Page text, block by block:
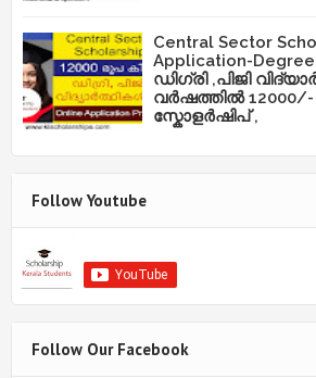
Central Sector
Application-Degree
ഡിഗ്രി ,പിജി
വർഷത്തിൽ
സ്കോളർഷിപ് ,
Follow Youtube
Follow Our Facebook